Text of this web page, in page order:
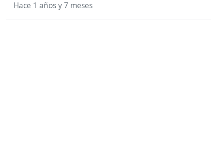
Hace 1 años y 7 meses